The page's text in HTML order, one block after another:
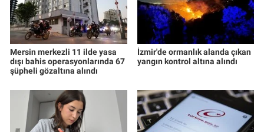
Mersin merkezli 11 ilde yasa
dışı bahis operasyonlarında 67
şüpheli gözaltına alındı
İzmir'de ormanlık alanda çıkan
yangın kontrol altına alındı